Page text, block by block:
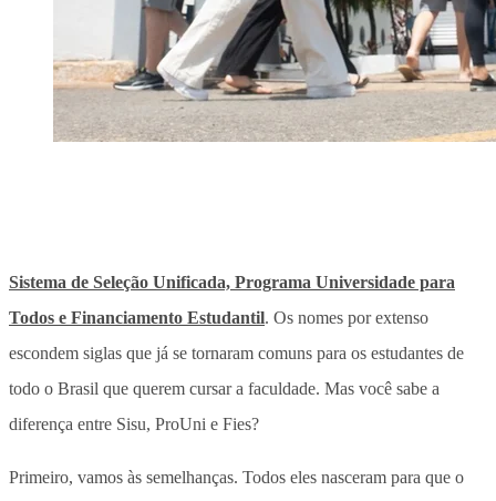
Sistema de Seleção Unificada, Programa Universidade para
Todos e Financiamento Estudantil. Os nomes por extenso
escondem siglas que já se tornaram comuns para os estudantes de
todo o Brasil que querem cursar a faculdade. Mas você sabe a
diferença entre Sisu, ProUni e Fies?
Primeiro, vamos às semelhanças. Todos eles nasceram para que o